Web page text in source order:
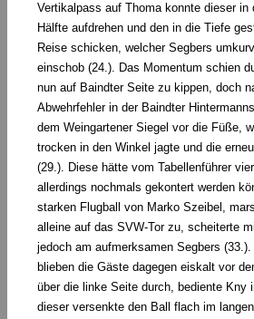
Vertikalpass auf Thoma konnte dieser in
Hälfte aufdrehen und den in die Tiefe
Reise schicken, welcher Segbers
einschob (24.). Das Momentum schien
nun auf Baindter Seite zu kippen, doch
Abwehrfehler in der Baindter
dem Weingartener Siegel vor die Füße,
trocken in den Winkel jagte und die
(29.). Diese hätte vom Tabellenführer
allerdings nochmals gekontert werden
starken Flugball von Marko Szeibel,
alleine auf das SVW-Tor zu, scheiterte
jedoch am aufmerksamen Segbers
blieben die Gäste dagegen eiskalt vor
über die linke Seite durch, bediente Kny
dieser versenkte den Ball flach im